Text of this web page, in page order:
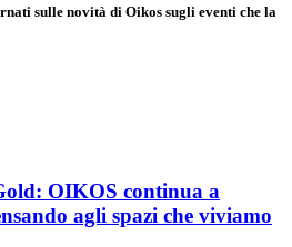
sulle novità di Oikos sugli eventi che la
OIKOS continua a
agli spazi che viviamo